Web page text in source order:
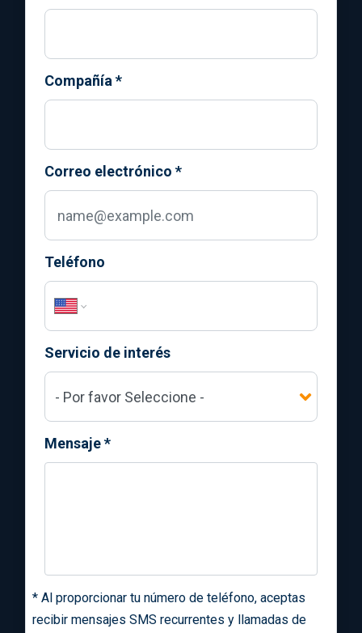
Compañía *
Correo electrónico *
Teléfono
Servicio de interés
Mensaje*
* Al proporcionar tu número de teléfono, aceptas
recibir mensajes SMS recurrentes y llamadas de